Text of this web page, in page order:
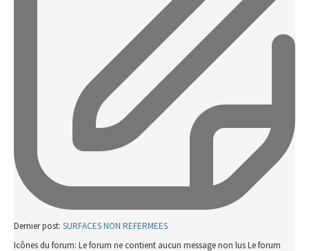
Dernier post: SURFACES NON REFERMEES
Icônes du forum: Le forum ne contient aucun message non lusLe forum